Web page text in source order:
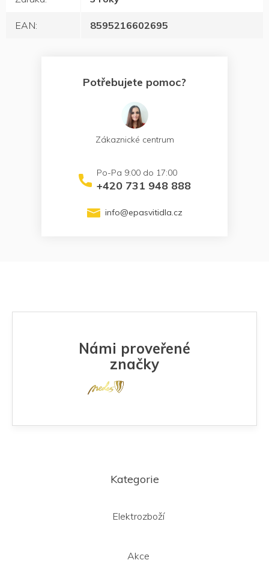
EAN: 8595216602695
Potřebujete pomoc?
Zákaznické centrum
+420 731 948 888
info@epasvitidla.cz
Námi proveřené
značky
Kategorie
Elektrozboží
Akce